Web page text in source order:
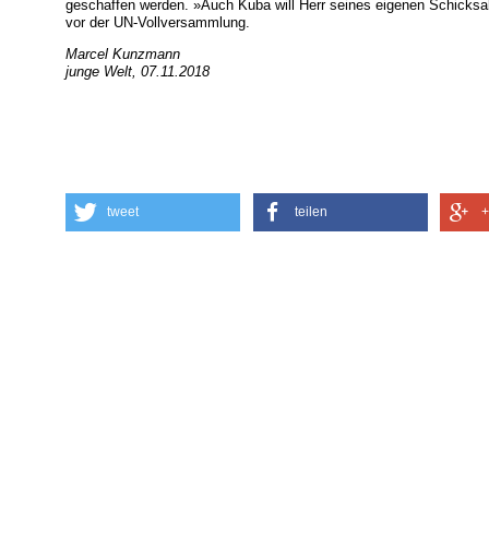
geschaffen werden. »Auch Kuba will Herr seines eigenen
vor der UN-Vollversammlung.
Marcel Kunzmann
junge Welt, 07.11.2018
tweet teilen